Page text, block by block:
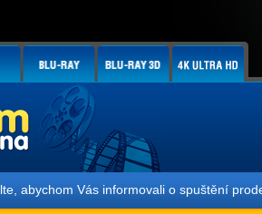
abychom Vás informovali o spuštění